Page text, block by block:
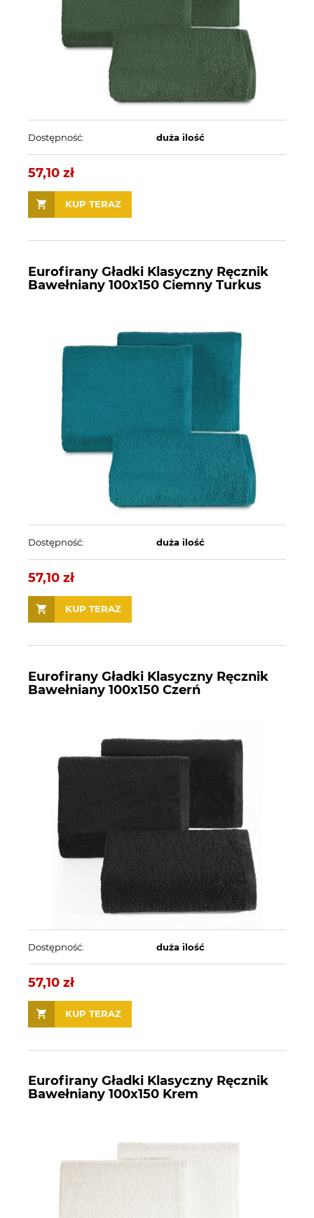
Dostępność: duża ilość
57,10 zł
KUP TERAZ
Eurofirany Gładki Klasyczny Ręcznik
Bawełniany 100x150 Ciemny Turkus
Dostępność: duża ilość
57,10 zł
KUP TERAZ
Eurofirany Gładki Klasyczny Ręcznik
Bawełniany 100x150 Czerń
Dostępność: duża ilość
57,10 zł
KUP TERAZ
Eurofirany Gładki Klasyczny Ręcznik
Bawełniany 100x150 Krem